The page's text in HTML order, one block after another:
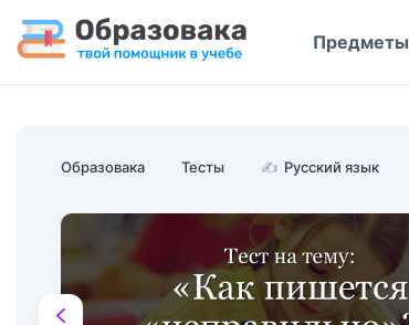
Образовака Тесты ✍ Русский язык
Предметы